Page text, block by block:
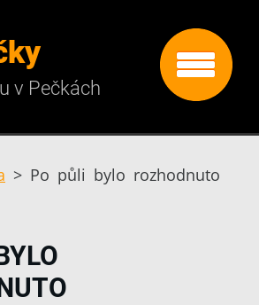
v Pečkách
> Po půli bylo rozhodnuto